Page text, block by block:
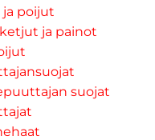
poijut
ja painot
suojat